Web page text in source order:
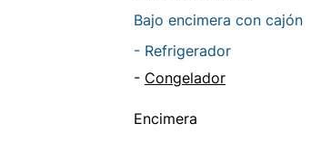
Bajo encimera con cajón
Refrigerador
Congelador
Encimera